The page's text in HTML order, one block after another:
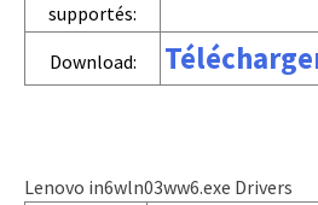
supportés:
Download:
Lenovo in6wln03ww6.exe Drivers